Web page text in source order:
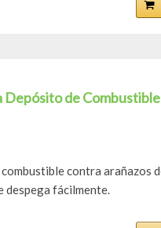
de
contra arañazos
despega fácilmente.